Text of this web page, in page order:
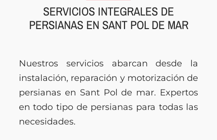
SERVICIOS INTEGRALES DE
PERSIANAS EN SANT POL DE MAR
Nuestros servicios abarcan desde la
instalación, reparación y motorización de
persianas en Sant Pol de mar. Expertos
en todo tipo de persianas para todas las
necesidades.